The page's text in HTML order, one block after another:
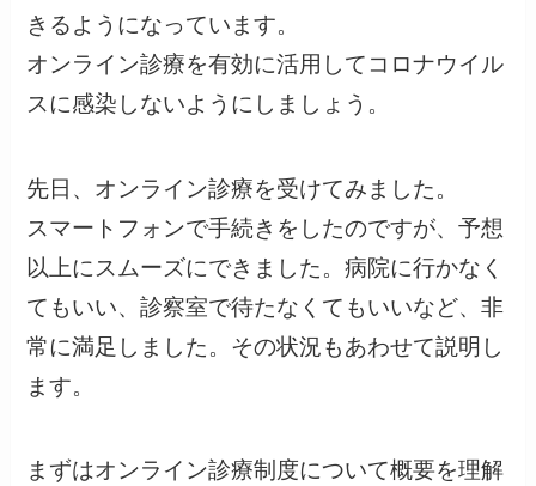
きるようになっています。
オンライン診療を有効に活用してコロナウイル
スに感染しないようにしましょう。
先日、オンライン診療を受けてみました。
スマートフォンで手続きをしたのですが、予想
以上にスムーズにできました。病院に行かなく
てもいい、診察室で待たなくてもいいなど、非
常に満足しました。その状況もあわせて説明し
ます。
まずはオンライン診療制度について概要を理解